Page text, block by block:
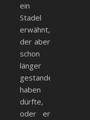
ein
Stadel
erwähnt,
der aber
schon
länger
gestanden
haben
dürfte,
oder er